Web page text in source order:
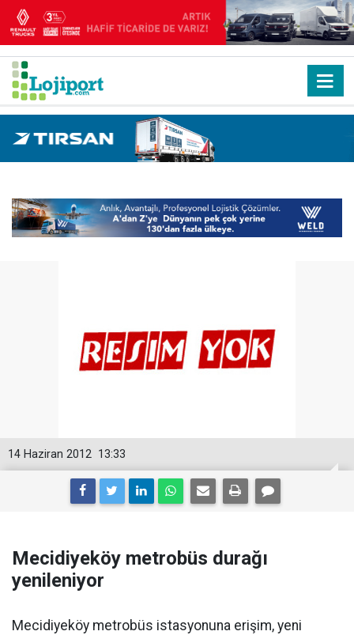
13:33
14 Haziran 2012
Mecidiyeköy metrobüs durağı
yenileniyor
Mecidiyeköy metrobüs istasyonuna erişim, yeni